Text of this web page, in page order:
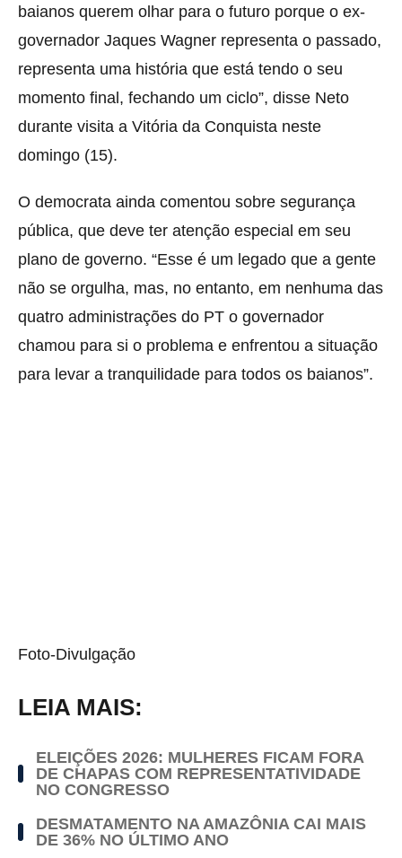
baianos querem olhar para o futuro porque o ex-
governador Jaques Wagner representa o passado,
representa uma história que está tendo o seu
momento final, fechando um ciclo”, disse Neto
durante visita a Vitória da Conquista neste
domingo (15).
O democrata ainda comentou sobre segurança
pública, que deve ter atenção especial em seu
plano de governo. “Esse é um legado que a gente
não se orgulha, mas, no entanto, em nenhuma das
quatro administrações do PT o governador
chamou para si o problema e enfrentou a situação
para levar a tranquilidade para todos os baianos”.
Foto-Divulgação
LEIA MAIS:
ELEIÇÕES 2026: MULHERES FICAM FORA
DE CHAPAS COM REPRESENTATIVIDADE
NO CONGRESSO
DESMATAMENTO NA AMAZÔNIA CAI MAIS
DE 36% NO ÚLTIMO ANO